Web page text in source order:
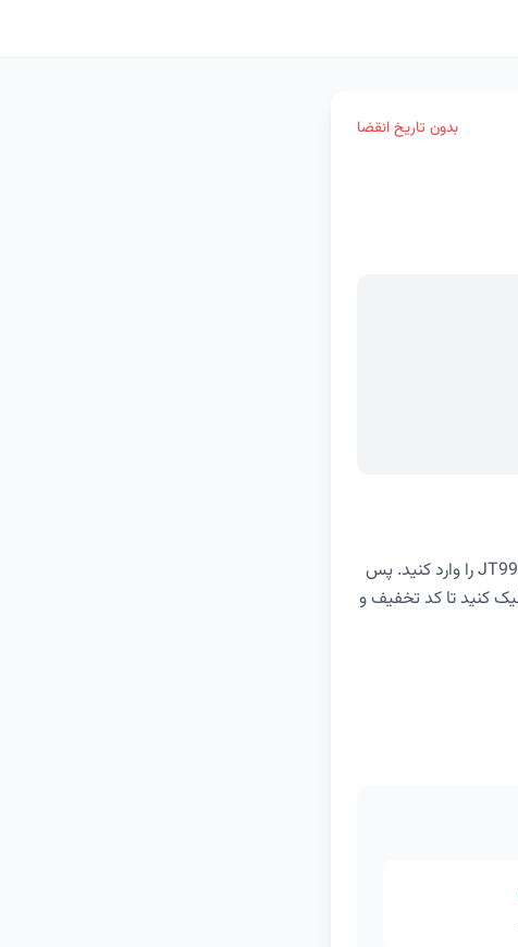
بدون تاریخ انقضا
جهت دریافت 2 روز اشتراک رایگان فیلیمو و دسترسی نامحدود به تمام محتواهای آن، کد JT99 را وارد کنید. پس
کلیک کنید تا کد تخفیف و